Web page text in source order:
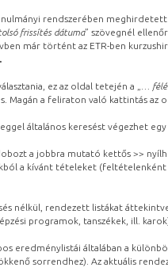
rendszerében
frissítés dátuma” szövegnél
már történt az ETR-ben
ez az oldal tetején a „
…
Magán a feliraton való kattintás az
általános keresést végezhet
a jobbra mutató kettős >>
a kívánt tételeket (feltételenként
nélkül, rendezett listákat
programok, tanszékek, ill.
eredménylistái általában a
sorrendhez). Az aktuális